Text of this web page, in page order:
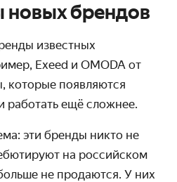
брендов
известных
Exeed и OMODA от
которые появляются
работать ещё сложнее.
эти бренды никто не
на российском
не продаются. У них